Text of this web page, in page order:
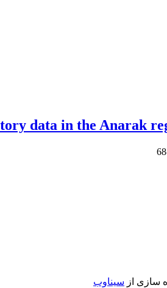
data in the Anarak
سازی از سیناوب